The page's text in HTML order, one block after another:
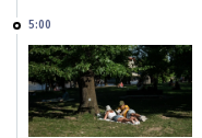
5:00